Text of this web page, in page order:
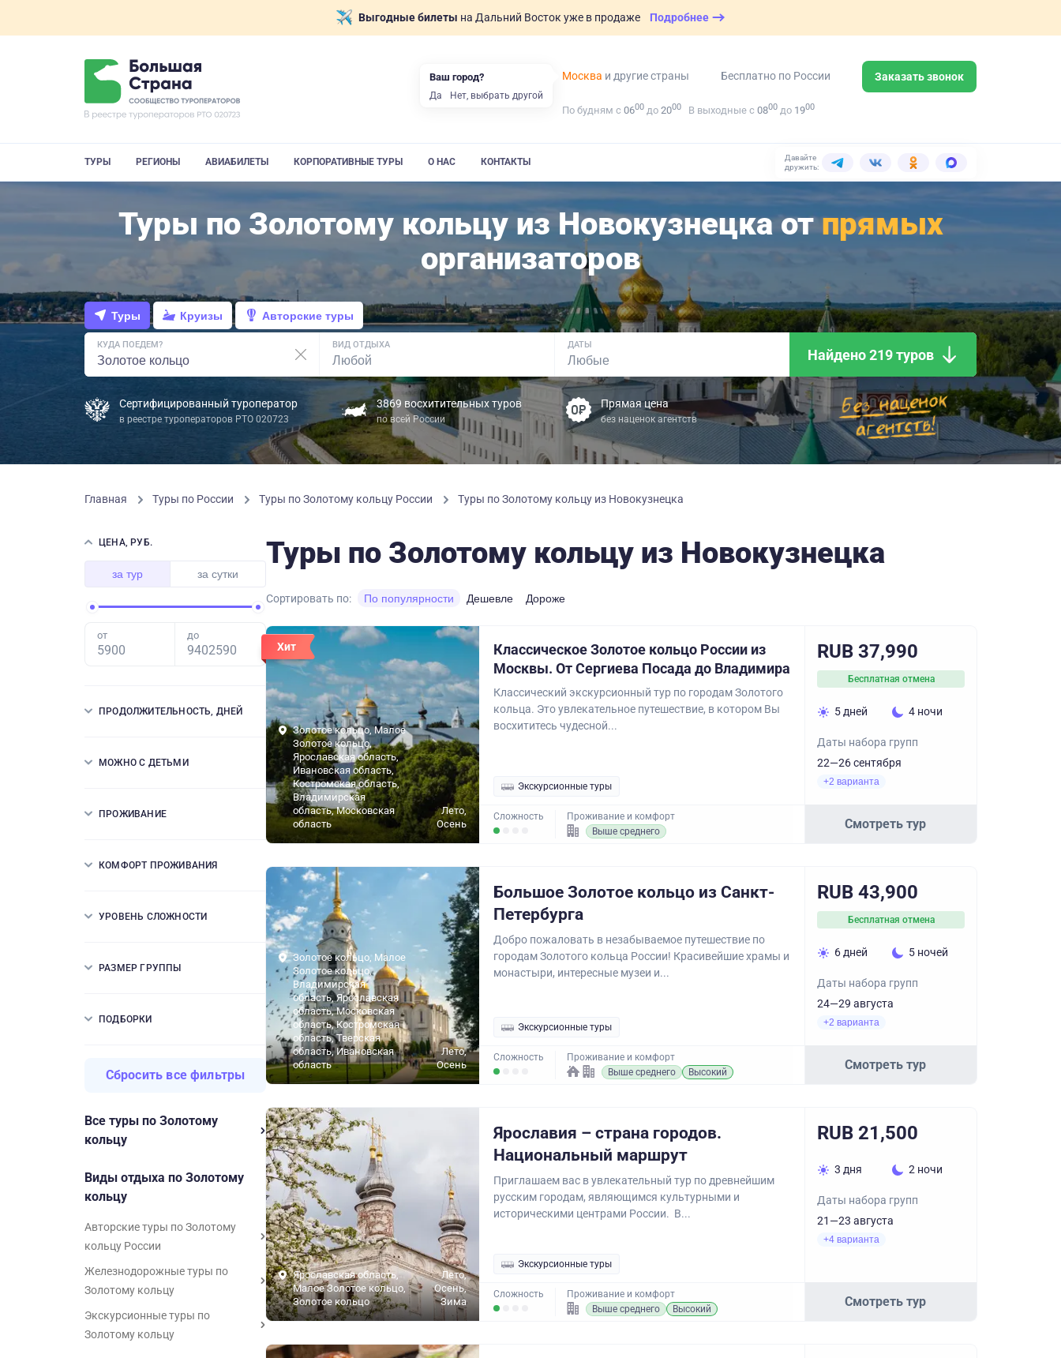
Выгодные билеты на Дальний Восток уже в продаже Подробнее
Москва и другие страны Бесплатно по России Заказать звонок
По будням с 0600 до 2000 В выходные с 0800 до 1900
ТУРЫ РЕГИОНЫ АВИАБИЛЕТЫ КОРПОРАТИВНЫЕ ТУРЫ О НАС КОНТАКТЫ
Давайте
дружить:
Туры по Золотому кольцу из Новокузнецка отпрямых
организаторов
Туры Круизы Авторские туры
КУДА ПОЕДЕМ? ВИД ОТДЫХА ДАТЫ
Найдено 219 туров
Сертифицированный туроператор
в реестре туроператоров РТО 020723
3869 восхитительных туров
по всей России
Прямая цена
без наценок агентств
Главная Туры по России Туры по Золотому кольцу России Туры по Золотому кольцу из Новокузнецка
ЦЕНА, РУБ.
за тур за сутки
от до
ПРОДОЛЖИТЕЛЬНОСТЬ, ДНЕЙ
МОЖНО С ДЕТЬМИ
ПРОЖИВАНИЕ
КОМФОРТ ПРОЖИВАНИЯ
УРОВЕНЬ СЛОЖНОСТИ
РАЗМЕР ГРУППЫ
ПОДБОРКИ
Сбросить все фильтры
Все туры по Золотому
кольцу
Виды отдыха по Золотому
кольцу
Авторские туры по Золотому
кольцу России
Железнодорожные туры по
Золотому кольцу
Экскурсионные туры по
Золотому кольцу
Туры по Золотому кольцу из Новокузнецка
Сортировать по: По популярности Дешевле Дороже
Хит
Золотое кольцо, Малое
Золотое кольцо,
Ярославская область,
Ивановская область,
Костромская область,
Владимирская
область, Московская
область
Лето,
Осень
Классическое Золотое кольцо России из
Москвы. От Сергиева Посада до Владимира
Классический экскурсионный тур по городам Золотого
кольца. Это увлекательное путешествие, в котором Вы
восхититесь чудесной...
Экскурсионные туры
Сложность
Проживание и комфорт
Выше среднего
RUB 37,990
Бесплатная отмена
5 дней 4 ночи
Даты набора групп
22—26 сентября
+2 варианта
Смотреть тур
Золотое кольцо, Малое
Золотое кольцо,
Владимирская
область, Ярославская
область, Московская
область, Костромская
область, Тверская
область, Ивановская
область
Лето,
Осень
Большое Золотое кольцо из Санкт-
Петербурга
Добро пожаловать в незабываемое путешествие по
городам Золотого кольца России! Красивейшие храмы и
монастыри, интересные музеи и...
Экскурсионные туры
Сложность
Проживание и комфорт
Выше среднего
Высокий
RUB 43,900
Бесплатная отмена
6 дней 5 ночей
Даты набора групп
24—29 августа
+2 варианта
Смотреть тур
Ярославская область,
Малое Золотое кольцо,
Золотое кольцо
Лето,
Осень,
Зима
Ярославия – страна городов.
Национальный маршрут
Приглашаем вас в увлекательный тур по древнейшим
русским городам, являющимся культурными и
историческими центрами России. В...
Экскурсионные туры
Сложность
Проживание и комфорт
Выше среднего
Высокий
RUB 21,500
3 дня 2 ночи
Даты набора групп
21—23 августа
+4 варианта
Смотреть тур
Ваш город?
Да Нет, выбрать другой